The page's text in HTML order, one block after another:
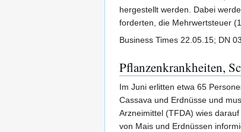
hergestellt werden. Dabei
forderten, die Mehrwertsteuer
Business Times 22.05.15; DN
Pflanzenkrankheiten,
Im Juni erlitten etwa 65
Cassava und Erdnüsse und
Arzneimittel (TFDA) wies
von Mais und Erdnüssen